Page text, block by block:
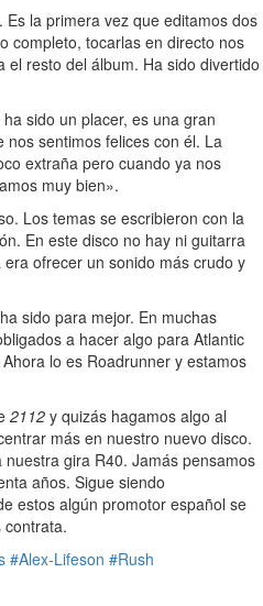
. Es la primera vez que editamos dos
completo, tocarlas en directo nos
resto del álbum. Ha sido divertido
ha sido un placer, es una gran
sentimos felices con él. La
extraña pero cuando ya nos
muy bien».
Los temas se escribieron con la
En este disco no hay ni guitarra
ofrecer un sonido más crudo y
sido para mejor. En muchas
a hacer algo para Atlantic
lo es Roadrunner y estamos
2112 y quizás hagamos algo al
más en nuestro nuevo disco.
gira R40. Jamás pensamos
años. Sigue siendo
estos algún promotor español se
#Alex-Lifeson #Rush